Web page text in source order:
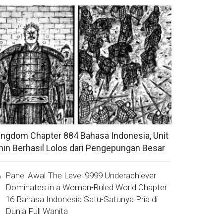
Chapter 884 Bahasa Indonesia, Unit
Berhasil Lolos dari Pengepungan Besar
Panel Awal The Level 9999 Underachiever
Dominates in a Woman-Ruled World Chapter
16 Bahasa Indonesia Satu-Satunya Pria di
Dunia Full Wanita